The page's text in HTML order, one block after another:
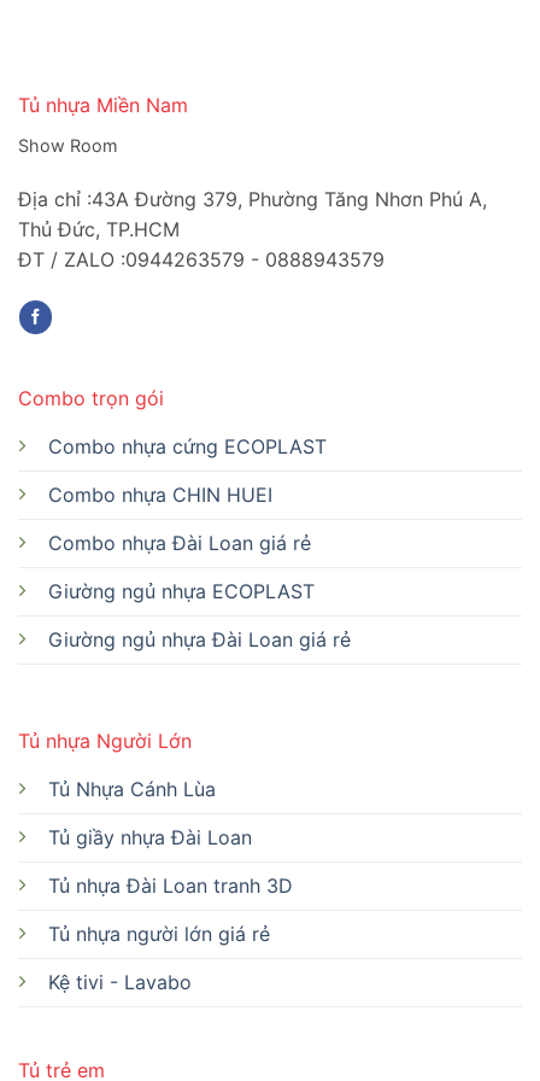
Tủ nhựa Miền Nam
Show Room
Địa chỉ :43A Đường 379, Phường Tăng Nhơn Phú A,
Thủ Đức, TP.HCM
ĐT / ZALO :0944263579 - 0888943579
Tủ nhựa Người Lớn
Tủ Nhựa Cánh Lùa
Tủ giầy nhựa Đài Loan
Tủ nhựa Đài Loan tranh 3D
Tủ nhựa người lớn giá rẻ
Kệ tivi - Lavabo
Tủ trẻ em
Combo trọn gói
Combo nhựa cứng ECOPLAST
Combo nhựa CHIN HUEI
Combo nhựa Đài Loan giá rẻ
Giường ngủ nhựa ECOPLAST
Giường ngủ nhựa Đài Loan giá rẻ